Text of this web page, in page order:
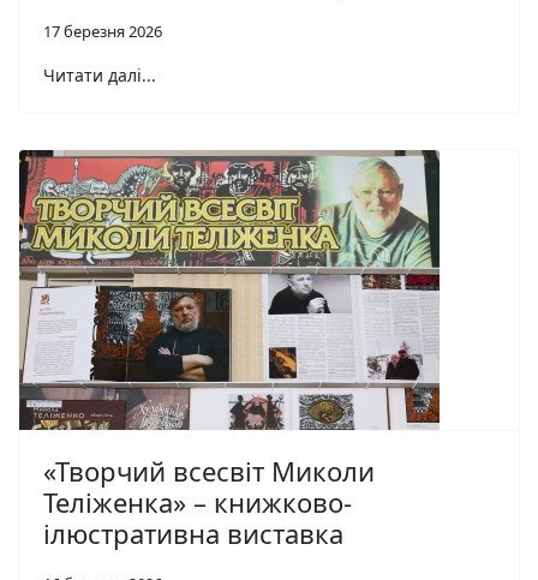
17 березня 2026
Читати далі...
«Творчий всесвіт Миколи
Теліженка» – книжково-
ілюстративна виставка